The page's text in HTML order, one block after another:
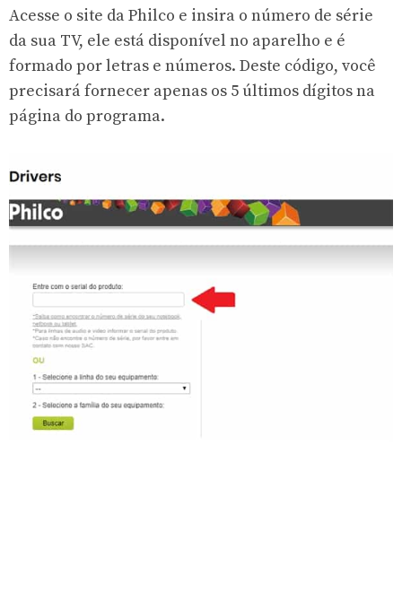
Acesse o site da Philco e insira o número de série
da sua TV, ele está disponível no aparelho e é
formado por letras e números. Deste código, você
precisará fornecer apenas os 5 últimos dígitos na
página do programa.